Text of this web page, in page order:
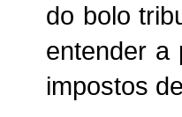
do bolo
entender a
impostos